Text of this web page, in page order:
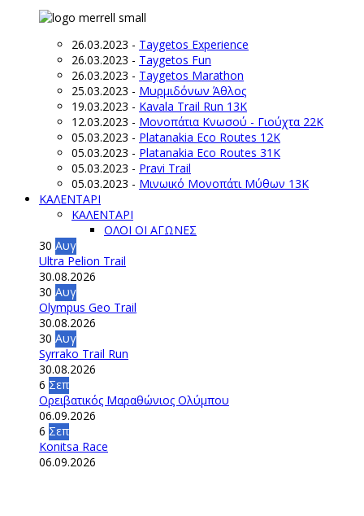
26.03.2023 - Taygetos Experience
26.03.2023 - Taygetos Fun
26.03.2023 - Taygetos Marathon
25.03.2023 - Μυρμιδόνων Άθλος
19.03.2023 - Kavala Trail Run 13K
12.03.2023 - Μονοπάτια Κνωσού - Γιούχτα 22Κ
05.03.2023 - Platanakia Eco Routes 12K
05.03.2023 - Platanakia Eco Routes 31K
05.03.2023 - Pravi Trail
05.03.2023 - Μινωικό Μονοπάτι Μύθων 13Κ
ΚΑΛΕΝΤΑΡΙ
ΚΑΛΕΝΤΑΡΙ
ΟΛΟΙ ΟΙ ΑΓΩΝΕΣ
30 Αυγ
Ultra Pelion Trail
30.08.2026
30 Αυγ
Olympus Geo Trail
30.08.2026
30 Αυγ
Syrrako Trail Run
30.08.2026
6 Σεπ
Ορειβατικός Μαραθώνιος Ολύμπου
06.09.2026
6 Σεπ
Konitsa Race
06.09.2026